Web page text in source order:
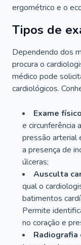
ergométrico e o
Tipos de
Dependendo dos
procura o
médico pode
cardiológicos.
Exame
e circunferência
pressão arterial
a presença de
úlceras;
Ausculta
qual o
batimentos
Permite
no coração e
Radiografia